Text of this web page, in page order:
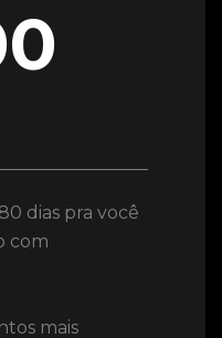
dias pra você
com
mais